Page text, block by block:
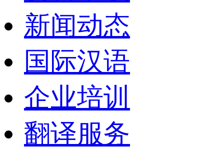
新闻动态
国际汉语
企业培训
翻译服务